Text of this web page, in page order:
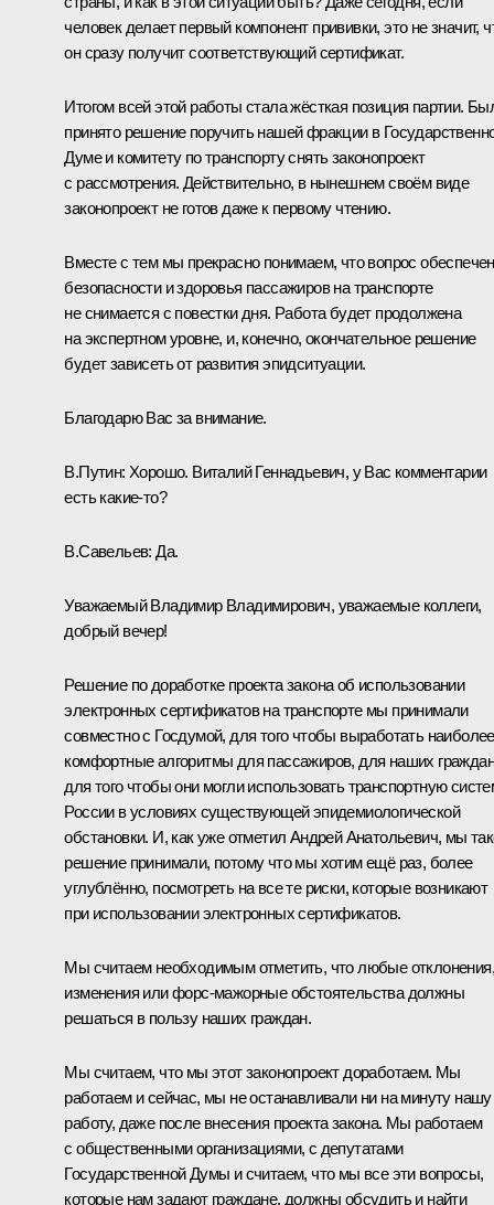
человек делает первый компонент прививки, это не значит,
он сразу получит соответствующий сертификат.
Итогом всей этой работы стала жёсткая позиция партии.
принято решение поручить нашей фракции в
Думе и комитету по транспорту снять законопроект
с рассмотрения. Действительно, в нынешнем своём виде
законопроект не готов даже к первому чтению.
Вместе с тем мы прекрасно понимаем, что вопрос
безопасности и здоровья пассажиров на транспорте
не снимается с повестки дня. Работа будет продолжена
на экспертном уровне, и, конечно, окончательное решение
будет зависеть от развития эпидситуации.
Благодарю Вас за внимание.
В.Путин: Хорошо. Виталий Геннадьевич, у Вас комментарии
есть какие-то?
В.Савельев: Да.
Уважаемый Владимир Владимирович, уважаемые коллеги,
добрый вечер!
Решение по доработке проекта закона об использовании
электронных сертификатов на транспорте мы принимали
совместно с Госдумой, для того чтобы выработать наиболее
комфортные алгоритмы для пассажиров, для наших
для того чтобы они могли использовать транспортную
России в условиях существующей эпидемиологической
обстановки. И, как уже отметил Андрей Анатольевич, мы
решение принимали, потому что мы хотим ещё раз, более
углублённо, посмотреть на все те риски, которые возникают
при использовании электронных сертификатов.
Мы считаем необходимым отметить, что любые отклонения,
изменения или форс-мажорные обстоятельства должны
решаться в пользу наших граждан.
Мы считаем, что мы этот законопроект доработаем. Мы
работаем и сейчас, мы не останавливали ни на минуту нашу
работу, даже после внесения проекта закона. Мы работаем
с общественными организациями, с депутатами
Государственной Думы и считаем, что мы все эти вопросы,
которые нам задают граждане, должны обсудить и найти